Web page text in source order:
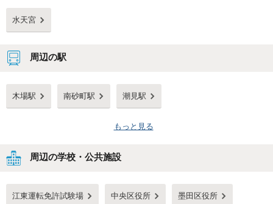
水天宮
周辺の駅
木場駅 南砂町駅 潮見駅
もっと見る
周辺の学校・公共施設
江東運転免許試験場 中央区役所 墨田区役所